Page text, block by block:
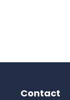
Contact